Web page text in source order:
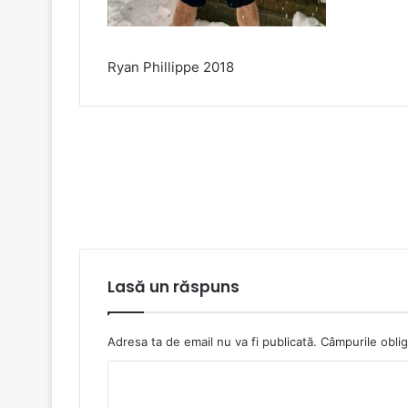
Ryan Phillippe 2018
Lasă un răspuns
Adresa ta de email nu va fi publicată. Câmpurile